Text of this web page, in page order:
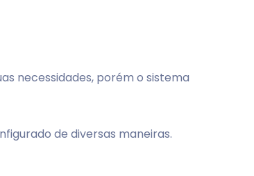
necessidades, porém o sistema
de diversas maneiras.